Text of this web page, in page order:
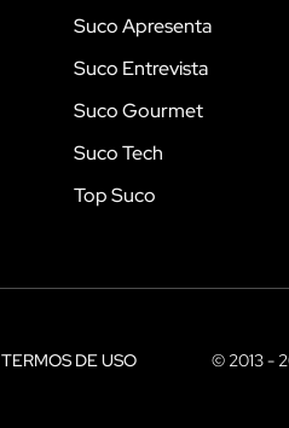
Suco Apresenta
Suco Entrevista
Suco Gourmet
Suco Tech
Top Suco
TERMOS DE USO © 2013 -